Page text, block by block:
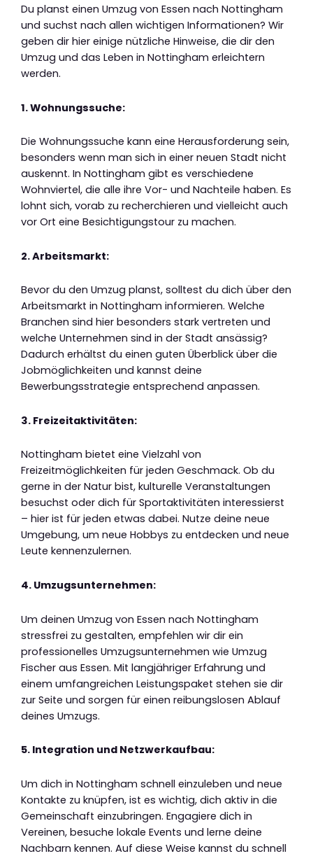
Du planst einen Umzug von Essen nach Nottingham
und suchst nach allen wichtigen Informationen? Wir
geben dir hier einige nützliche Hinweise, die dir den
Umzug und das Leben in Nottingham erleichtern
werden.
1. Wohnungssuche:
Die Wohnungssuche kann eine Herausforderung sein,
besonders wenn man sich in einer neuen Stadt nicht
auskennt. In Nottingham gibt es verschiedene
Wohnviertel, die alle ihre Vor- und Nachteile haben. Es
lohnt sich, vorab zu recherchieren und vielleicht auch
vor Ort eine Besichtigungstour zu machen.
2. Arbeitsmarkt:
Bevor du den Umzug planst, solltest du dich über den
Arbeitsmarkt in Nottingham informieren. Welche
Branchen sind hier besonders stark vertreten und
welche Unternehmen sind in der Stadt ansässig?
Dadurch erhältst du einen guten Überblick über die
Jobmöglichkeiten und kannst deine
Bewerbungsstrategie entsprechend anpassen.
3. Freizeitaktivitäten:
Nottingham bietet eine Vielzahl von
Freizeitmöglichkeiten für jeden Geschmack. Ob du
gerne in der Natur bist, kulturelle Veranstaltungen
besuchst oder dich für Sportaktivitäten interessierst
– hier ist für jeden etwas dabei. Nutze deine neue
Umgebung, um neue Hobbys zu entdecken und neue
Leute kennenzulernen.
4. Umzugsunternehmen:
Um deinen Umzug von Essen nach Nottingham
stressfrei zu gestalten, empfehlen wir dir ein
professionelles Umzugsunternehmen wie Umzug
Fischer aus Essen. Mit langjähriger Erfahrung und
einem umfangreichen Leistungspaket stehen sie dir
zur Seite und sorgen für einen reibungslosen Ablauf
deines Umzugs.
5. Integration und Netzwerkaufbau:
Um dich in Nottingham schnell einzuleben und neue
Kontakte zu knüpfen, ist es wichtig, dich aktiv in die
Gemeinschaft einzubringen. Engagiere dich in
Vereinen, besuche lokale Events und lerne deine
Nachbarn kennen. Auf diese Weise kannst du schnell